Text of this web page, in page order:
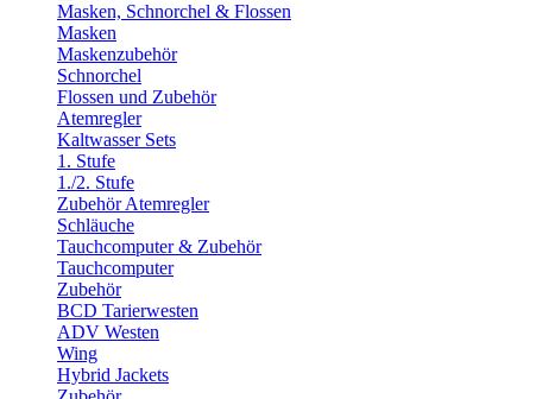
Masken, Schnorchel & Flossen
Masken
Maskenzubehör
Schnorchel
Flossen und Zubehör
Atemregler
Kaltwasser Sets
1. Stufe
1./2. Stufe
Zubehör Atemregler
Schläuche
Tauchcomputer & Zubehör
Tauchcomputer
Zubehör
BCD Tarierwesten
ADV Westen
Wing
Hybrid Jackets